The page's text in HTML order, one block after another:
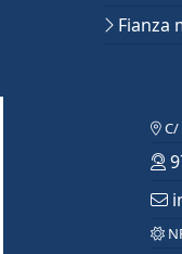
Fianza
C/